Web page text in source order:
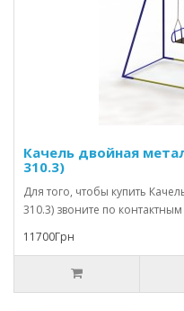
Качель двойная
310.3)
Для того, чтобы купить
310.3) звоните по
11700Грн